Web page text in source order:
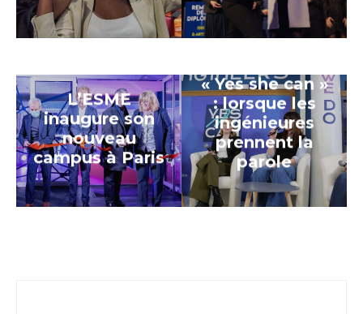
L’ESME
inaugure son
nouveau
campus à Paris
« Yes she can »
: lorsque les
ingénieures
prennent la
parole